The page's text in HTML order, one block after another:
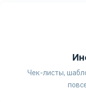
Чек-листы,